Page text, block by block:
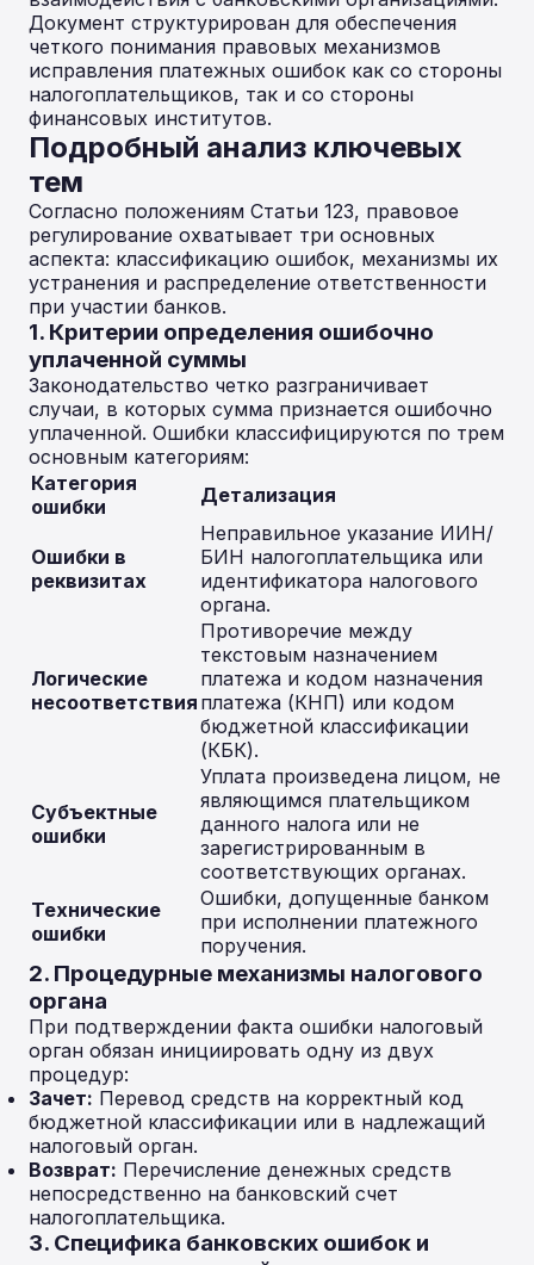
Документ структурирован для обеспечения
четкого понимания правовых механизмов
исправления платежных ошибок как со стороны
налогоплательщиков, так и со стороны
финансовых институтов.
Подробный анализ ключевых
тем
Согласно положениям Статьи 123, правовое
регулирование охватывает три основных
аспекта: классификацию ошибок, механизмы их
устранения и распределение ответственности
при участии банков.
1. Критерии определения ошибочно
уплаченной суммы
Законодательство четко разграничивает
случаи, в которых сумма признается ошибочно
уплаченной. Ошибки классифицируются по трем
основным категориям:
Категория
ошибки
Детализация
Ошибки в
реквизитах
Неправильное указание ИИН/
БИН налогоплательщика или
идентификатора налогового
органа.
Логические
несоответствия
Противоречие между
текстовым назначением
платежа и кодом назначения
платежа (КНП) или кодом
бюджетной классификации
(КБК).
Субъектные
ошибки
Уплата произведена лицом, не
являющимся плательщиком
данного налога или не
зарегистрированным в
соответствующих органах.
Технические
ошибки
Ошибки, допущенные банком
при исполнении платежного
поручения.
2. Процедурные механизмы налогового
органа
При подтверждении факта ошибки налоговый
орган обязан инициировать одну из двух
процедур:
Зачет: Перевод средств на корректный код
бюджетной классификации или в надлежащий
налоговый орган.
Возврат: Перечисление денежных средств
непосредственно на банковский счет
налогоплательщика.
3. Специфика банковских ошибок и